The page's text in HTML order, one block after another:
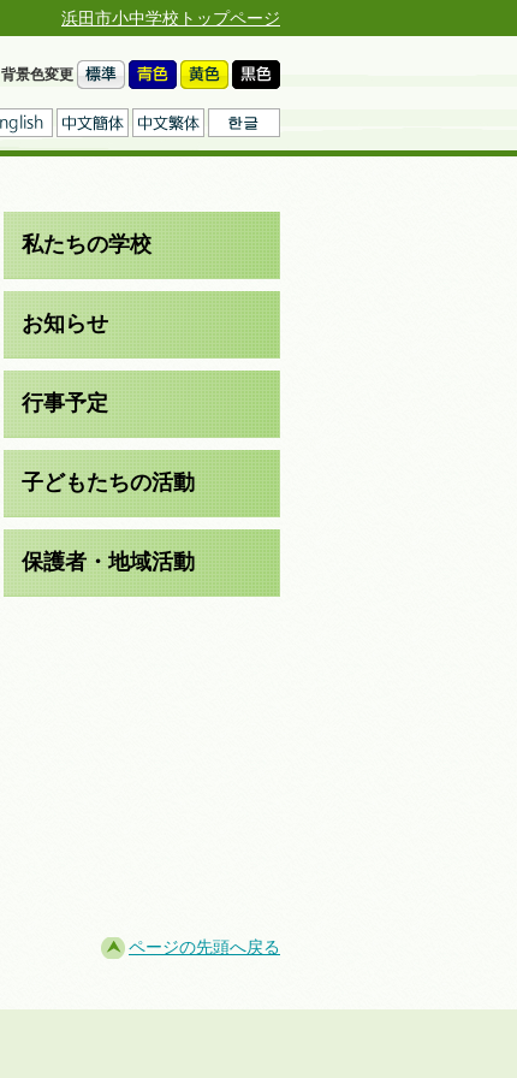
浜田市小中学校トップページ
背景色変更
私たちの学校
お知らせ
行事予定
子どもたちの活動
保護者・地域活動
ページの先頭へ戻る